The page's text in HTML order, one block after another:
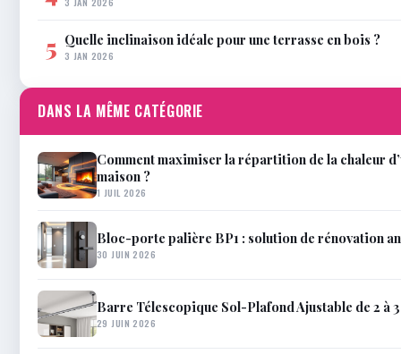
5 Quelle inclinaison idéale pour une terrasse en bois ?
3 JAN 2026
DANS LA MÊME CATÉGORIE
Comment maximiser la répartition de la chaleur
maison ?
1 JUIL 2026
Bloc-porte palière BP1 : solution de rénovation
30 JUIN 2026
Barre Télescopique Sol-Plafond Ajustable de 2 à
29 JUIN 2026